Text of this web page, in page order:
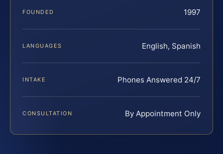
FOUNDED 1997
LANGUAGES English, Spanish
INTAKE Phones Answered 24/7
CONSULTATION By Appointment Only